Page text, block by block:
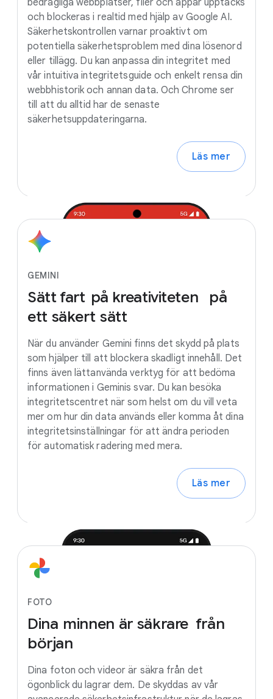
bedrägliga webbplatser, filer och appar upptäcks
och blockeras i realtid med hjälp av Google AI.
Säkerhetskontrollen varnar proaktivt om
potentiella säkerhetsproblem med dina lösenord
eller tillägg. Du kan anpassa din integritet med
vår intuitiva integritetsguide och enkelt rensa din
webbhistorik och annan data. Och Chrome ser
till att du alltid har de senaste
säkerhetsuppdateringarna.
Läs mer
GEMINI
Sätt fart på kreativiteten
på
ett säkert sätt
När du använder Gemini finns det skydd på plats
som hjälper till att blockera skadligt innehåll. Det
finns även lättanvända verktyg för att bedöma
informationen i Geminis svar. Du kan besöka
integritetscentret när som helst om du vill veta
mer om hur din data används eller komma åt dina
integritetsinställningar för att ändra perioden
för automatisk radering med mera.
Läs mer
FOTO
Dina minnen är säkrare från
början
Dina foton och videor är säkra från det
ögonblick du lagrar dem. De skyddas av vår